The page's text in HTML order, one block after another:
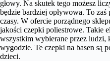
głowy. Na skutek tego możesz
będzie bardziej opływowa. To zaś
czasy. W ofercie porządnego
jakości czepki poliestrowe. Takie
wszystkim wybierane przez ludzi,
wygodzie. Te czepki na basen są
dzieci.